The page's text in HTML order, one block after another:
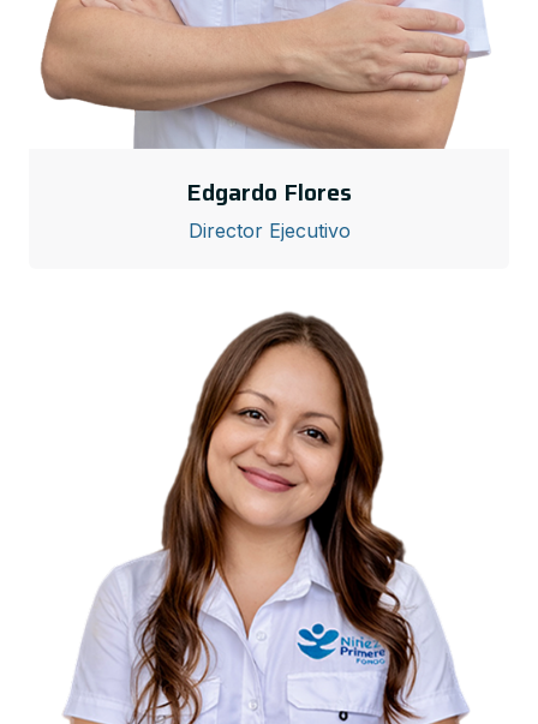
Edgardo Flores
Director Ejecutivo